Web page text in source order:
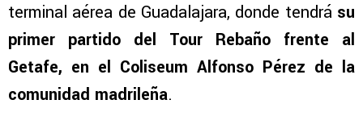
terminal aérea de Guadalajara, donde tendrá su
primer partido del Tour Rebaño frente al
Getafe, en el Coliseum Alfonso Pérez de la
comunidad madrileña.